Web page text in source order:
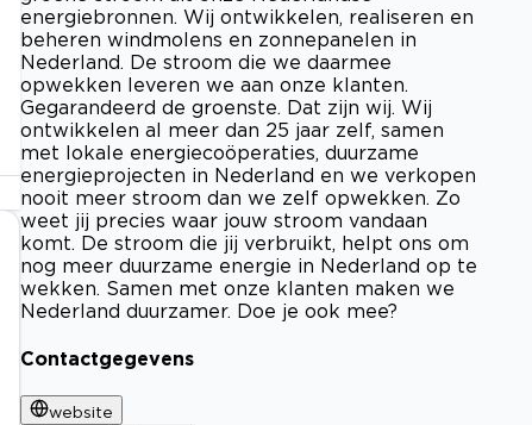
energiebronnen. Wij ontwikkelen, realiseren en
beheren windmolens en zonnepanelen in
Nederland. De stroom die we daarmee
opwekken leveren we aan onze klanten.
Gegarandeerd de groenste. Dat zijn wij. Wij
ontwikkelen al meer dan 25 jaar zelf, samen
met lokale energiecoöperaties, duurzame
energieprojecten in Nederland en we verkopen
nooit meer stroom dan we zelf opwekken. Zo
weet jij precies waar jouw stroom vandaan
komt. De stroom die jij verbruikt, helpt ons om
nog meer duurzame energie in Nederland op te
wekken. Samen met onze klanten maken we
Nederland duurzamer. Doe je ook mee?
Contactgegevens
website